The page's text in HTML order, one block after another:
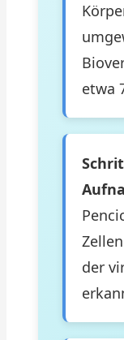
etwa
der